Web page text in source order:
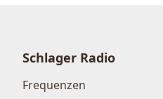
Schlager Radio
Frequenzen